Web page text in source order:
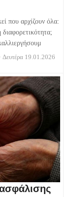
που αρχίζουν όλα:
Δευτέρα 19.01.2026